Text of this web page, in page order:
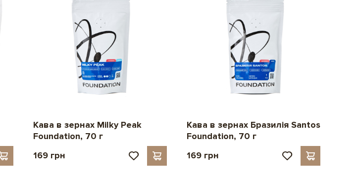
Кава в зернах Milky Peak
Foundation, 70 г
169 грн
Кава в зернах Бразилія Santos
Foundation, 70 г
169 грн